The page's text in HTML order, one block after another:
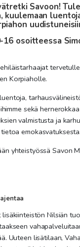
Savoon! Tule
kuulemaan
16 osoitteessa
Korpiaholle.
sekä
valmistusta ja
emokasvatuksesta.
yhteistyössä Savon
Nilsiän
Uuteen lisätilaan,